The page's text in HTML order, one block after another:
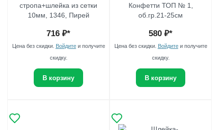
стропа+шлейка из сетки
10мм, 1346, Пирей
716 ₽*
Цена без скидки. Войдитеи получите
скидку.
В корзину
Конфетти ТОП № 1,
об.гр.21-25см
580 ₽*
Цена без скидки. Войдитеи получите
скидку.
В корзину